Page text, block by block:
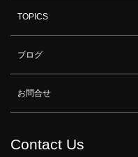
TOPICS
ブログ
お問合せ
Contact Us